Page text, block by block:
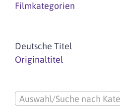
Filmkategorien
Deutsche Titel
Originaltitel
Auswahl/Suche nach